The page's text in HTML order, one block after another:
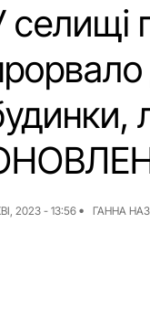
селищі
2023 - 13:56 ГАННА